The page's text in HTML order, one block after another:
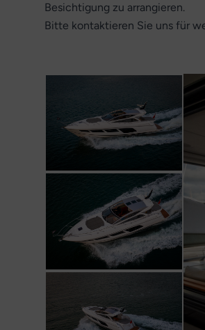
Besichtigung zu arrangieren.
Bitte kontaktieren Sie uns für